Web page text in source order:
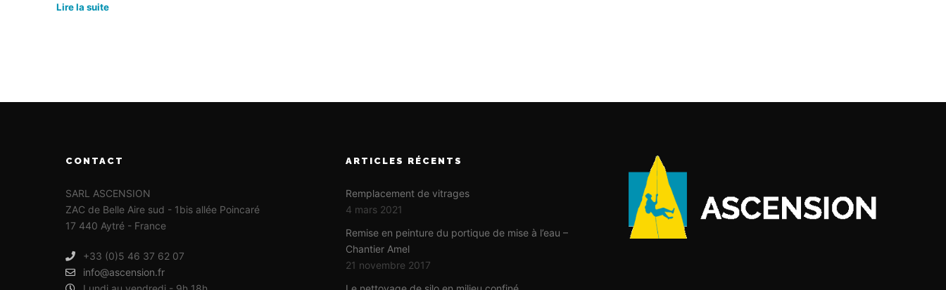
Lire la suite
CONTACT
SARL ASCENSION
ZAC de Belle Aire sud - 1bis allée Poincaré
17 440 Aytré - France
+33 (0)5 46 37 62 07
info@ascension.fr
ARTICLES RÉCENTS
Remplacement de vitrages
4 mars 2021
Remise en peinture du portique de mise à l’eau –
Chantier Amel
21 novembre 2017